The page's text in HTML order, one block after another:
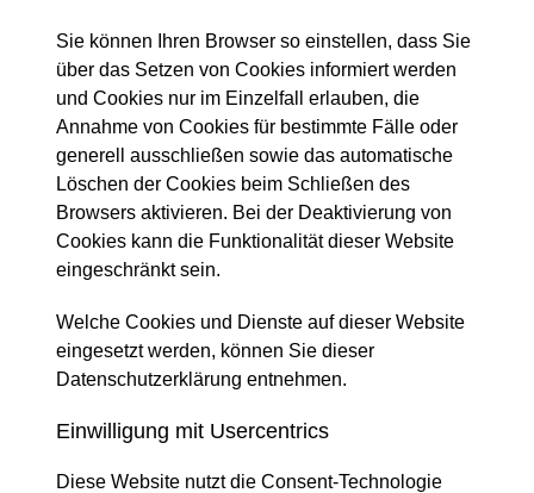
Sie können Ihren Browser so einstellen, dass Sie
über das Setzen von Cookies informiert werden
und Cookies nur im Einzelfall erlauben, die
Annahme von Cookies für bestimmte Fälle oder
generell ausschließen sowie das automatische
Löschen der Cookies beim Schließen des
Browsers aktivieren. Bei der Deaktivierung von
Cookies kann die Funktionalität dieser Website
eingeschränkt sein.
Welche Cookies und Dienste auf dieser Website
eingesetzt werden, können Sie dieser
Datenschutzerklärung entnehmen.
Einwilligung mit Usercentrics
Diese Website nutzt die Consent-Technologie